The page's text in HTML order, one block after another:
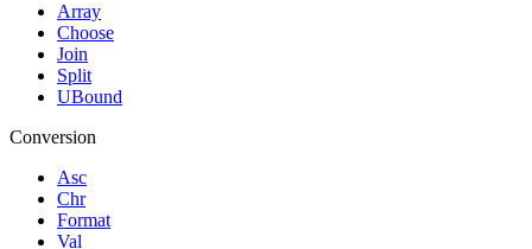
Array
Choose
Join
Split
UBound
Conversion
Asc
Chr
Format
Val